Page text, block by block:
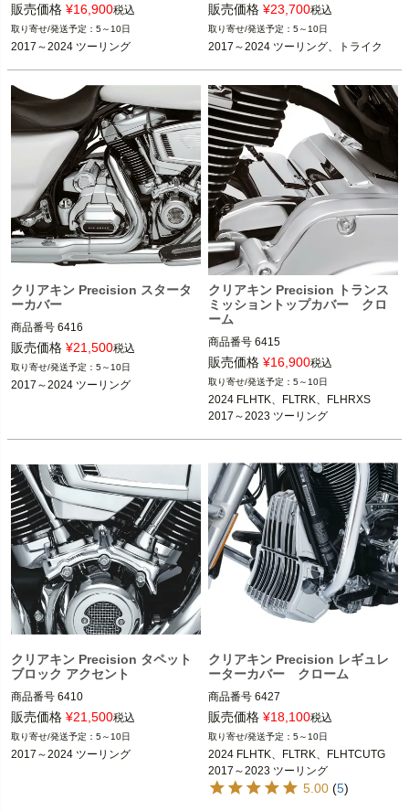
2017～2024 ツーリング
※CVOは不可
kuryakyn（クリアキン）
販売価格 ¥16,900税込
5～10日
2017～2024 ツーリング
2017～2024 ツーリング、トライク
kuryakyn（クリアキン）
販売価格 ¥23,700税込
5～10日
2017～2024 ツーリング、トライク
クリアキン Precision スタータ
ーカバー
商品番号 6416
2017～2024 ツーリング
kuryakyn（クリアキン）
販売価格 ¥21,500税込
5～10日
2017～2024 ツーリング
クリアキン Precision トランス
ミッショントップカバー クロ
ーム
商品番号 6415
2024 FLHTK、FLTRK、FLHRXS
2017～2023 ツーリング
kuryakyn（クリアキン）
販売価格 ¥16,900税込
5～10日
2024 FLHTK、FLTRK、FLHRXS
2017～2023 ツーリング
クリアキン Precision タペット
ブロック アクセント
商品番号 6410
2017～2024 ツーリング
kuryakyn（クリアキン）
販売価格 ¥21,500税込
5～10日
2017～2024 ツーリング
クリアキン Precision レギュレ
ーターカバー クローム
商品番号 6427
2024 FLHTK、FLTRK、FLHTCUTG
※チョップドエンジンガード装着車は
不可
販売価格 ¥18,100税込
5～10日
2024 FLHTK、FLTRK、FLHTCUTG
2017～2023 ツーリング
5.00 (5)